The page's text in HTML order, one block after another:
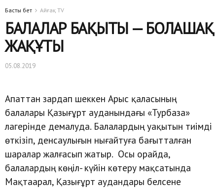
Басты бет Айғақ TV
БАЛАЛАР БАҚЫТЫ — БОЛАШАҚ
ЖАҚҰТЫ
05.08.2019
Апаттан зардап шеккен Арыс қаласының
балалары Қазығұрт ауданындағы «Турбаза»
лагерінде демалуда. Балалардың уақытын тиімді
өткізіп, денсаулығын нығайтуға бағытталған
шаралар жалғасып жатыр. Осы орайда,
балалардың көңіл- күйін көтеру мақсатында
Мақтаарал, Қазығұрт аудандары белсене